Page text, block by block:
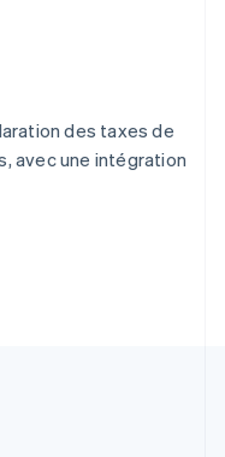
des taxes de
avec une intégration